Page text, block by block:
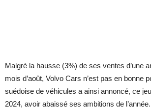
Malgré la hausse (3%) de ses ventes d’une
mois d’août, Volvo Cars n’est pas en bonne
suédoise de véhicules a ainsi annoncé, ce
2024, avoir abaissé ses ambitions de l’année.